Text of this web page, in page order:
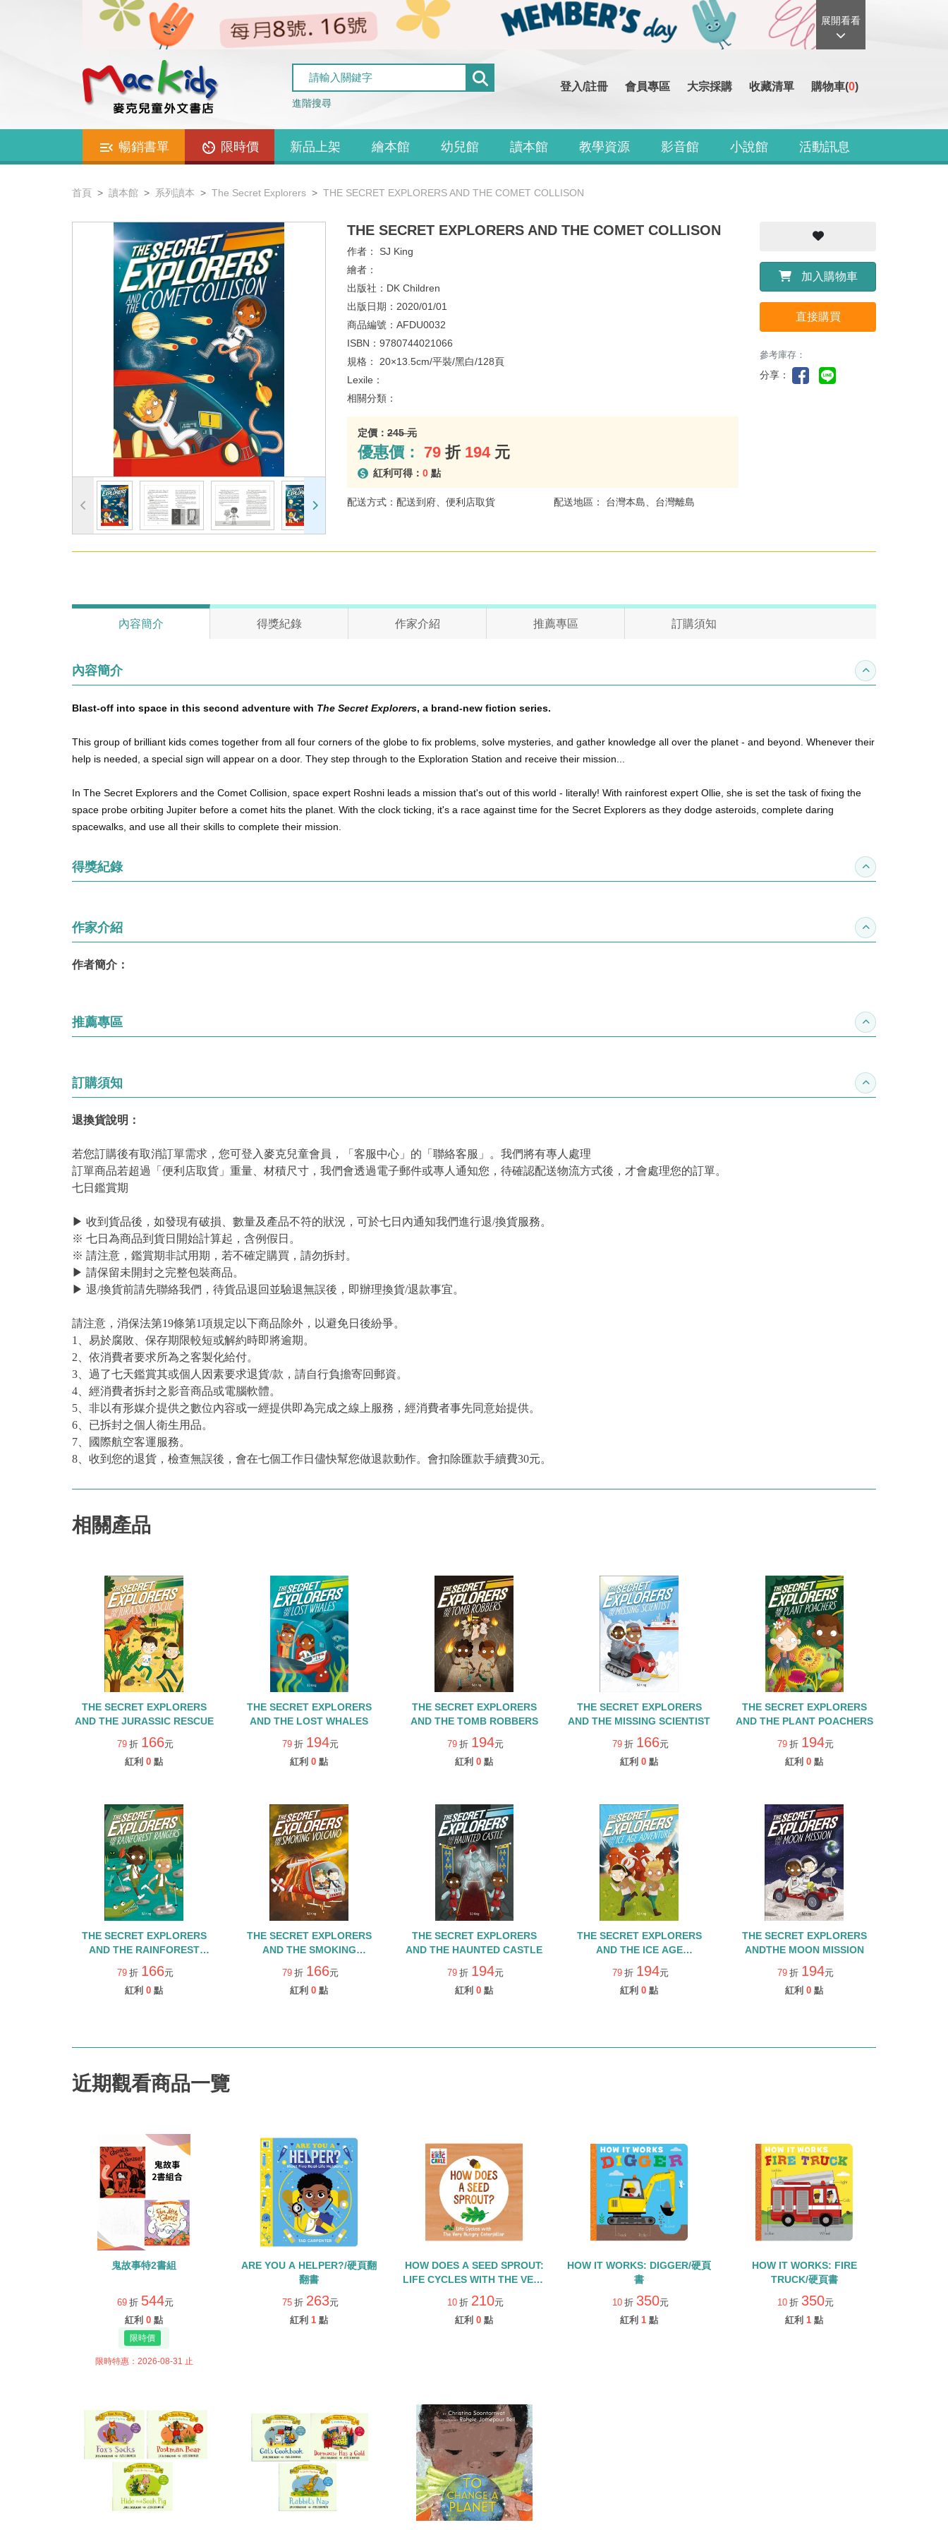
展開看看
進階搜尋
登入/註冊 會員專區 大宗採購 收藏清單 購物車(0)
暢銷書單 限時價 新品上架 繪本館 幼兒館 讀本館 教學資源 影音館 小說館 活動訊息
首頁 讀本館 系列讀本 The Secret Explorers THE SECRET EXPLORERS AND THE COMET COLLISON
THE SECRET EXPLORERS AND THE COMET COLLISON
作者： SJ King
繪者：
出版社： DK Children
出版日期： 2020/01/01
商品編號： AFDU0032
ISBN： 9780744021066
規格： 20×13.5cm/平裝/黑白/128頁
Lexile：
相關分類：
定價： 245 元
優惠價： 79 折 194 元
紅利可得： 0 點
配送方式：配送到府、便利店取貨 配送地區： 台灣本島、台灣離島
加入購物車
直接購買
參考庫存：
分享：
內容簡介 得獎紀錄 作家介紹 推薦專區 訂購須知
內容簡介 收合內容簡介
Blast-off into space in this second adventure with The Secret Explorers, a brand-new fiction series.
This group of brilliant kids comes together from all four corners of the globe to fix problems, solve mysteries, and gather knowledge all over the planet - and beyond. Whenever their
help is needed, a special sign will appear on a door. They step through to the Exploration Station and receive their mission...
In The Secret Explorers and the Comet Collision, space expert Roshni leads a mission that's out of this world - literally! With rainforest expert Ollie, she is set the task of fixing the
space probe orbiting Jupiter before a comet hits the planet. With the clock ticking, it's a race against time for the Secret Explorers as they dodge asteroids, complete daring
spacewalks, and use all their skills to complete their mission.
得獎紀錄 收合得獎紀錄
作家介紹 收合作家介紹
作者簡介：
推薦專區 收合推薦專區
訂購須知 收合訂購須知
退換貨說明：
若您訂購後有取消訂單需求，您可登入麥克兒童會員，「客服中心」的「聯絡客服」。我們將有專人處理
訂單商品若超過「便利店取貨」重量、材積尺寸，我們會透過電子郵件或專人通知您，待確認配送物流方式後，才會處理您的訂單。
七日鑑賞期
▶ 收到貨品後，如發現有破損、數量及產品不符的狀況，可於七日內通知我們進行退/換貨服務。
※ 七日為商品到貨日開始計算起，含例假日。
※ 請注意，鑑賞期非試用期，若不確定購買，請勿拆封。
▶ 請保留未開封之完整包裝商品。
▶ 退/換貨前請先聯絡我們，待貨品退回並驗退無誤後，即辦理換貨/退款事宜。
請注意，消保法第19條第1項規定以下商品除外，以避免日後紛爭。
1、易於腐敗、保存期限較短或解約時即將逾期。
2、依消費者要求所為之客製化給付。
3、過了七天鑑賞其或個人因素要求退貨/款，請自行負擔寄回郵資。
4、經消費者拆封之影音商品或電腦軟體。
5、非以有形媒介提供之數位內容或一經提供即為完成之線上服務，經消費者事先同意始提供。
6、已拆封之個人衛生用品。
7、國際航空客運服務。
8、收到您的退貨，檢查無誤後，會在七個工作日儘快幫您做退款動作。會扣除匯款手續費30元。
相關產品
THE SECRET EXPLORERS
AND THE JURASSIC RESCUE
79 折 166元
紅利 0 點
THE SECRET EXPLORERS
AND THE LOST WHALES
79 折 194元
紅利 0 點
THE SECRET EXPLORERS
AND THE TOMB ROBBERS
79 折 194元
紅利 0 點
THE SECRET EXPLORERS
AND THE MISSING SCIENTIST
79 折 166元
紅利 0 點
THE SECRET EXPLORERS
AND THE PLANT POACHERS
79 折 194元
紅利 0 點
THE SECRET EXPLORERS
AND THE RAINFOREST
RANGERS
79 折 166元
紅利 0 點
THE SECRET EXPLORERS
AND THE SMOKING
VOLCANO
79 折 166元
紅利 0 點
THE SECRET EXPLORERS
AND THE HAUNTED CASTLE
79 折 194元
紅利 0 點
THE SECRET EXPLORERS
AND THE ICE AGE
ADVENTURE
79 折 194元
紅利 0 點
THE SECRET EXPLORERS
ANDTHE MOON MISSION
79 折 194元
紅利 0 點
近期觀看商品一覽
鬼故事特2書組
69 折 544元
紅利 0 點
限時特惠：2026-08-31 止
ARE YOU A HELPER?/硬頁翻
翻書
75 折 263元
紅利 1 點
HOW DOES A SEED SPROUT:
LIFE CYCLES WITH THE VERY
HUNGRY CATERPILLAR/硬頁
書
10 折 210元
紅利 0 點
HOW IT WORKS: DIGGER/硬頁
書
10 折 350元
紅利 1 點
HOW IT WORKS: FIRE
TRUCK/硬頁書
10 折 350元
紅利 1 點